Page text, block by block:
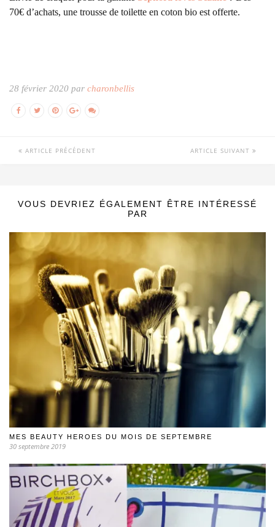
70€ d’achats, une trousse de toilette en coton bio est offerte.
28 février 2020 par charonbellis
ARTICLE PRÉCÉDENT ARTICLE SUIVANT
VOUS DEVRIEZ ÉGALEMENT ÊTRE INTÉRESSÉ
PAR
MES BEAUTY HEROES DU MOIS DE SEPTEMBRE
30 septembre 2019